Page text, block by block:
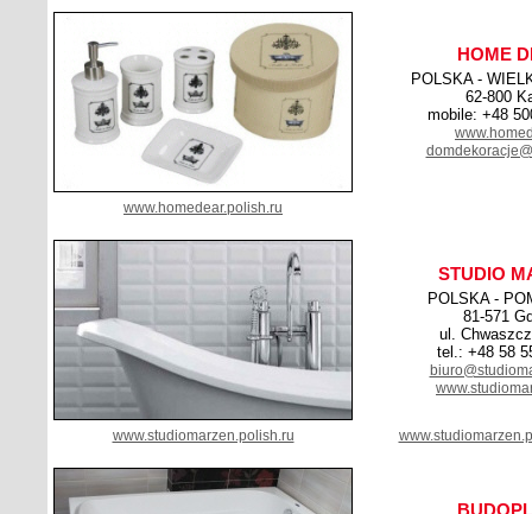
HOME
POLSKA -
62-800
mobile: +48
www.homedear.polish.ru
STUDIO
POLSKA -
81-571
ul.
tel.: +48 58
www.studiomarzen.polish.ru